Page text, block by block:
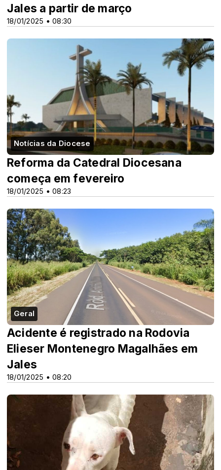
18/01/2025 • 08:30
Jales a partir de março
Notícias da Diocese
18/01/2025 • 08:23
Reforma da Catedral Diocesana
começa em fevereiro
Geral
18/01/2025 • 08:20
Acidente é registrado na Rodovia
Elieser Montenegro Magalhães em
Jales